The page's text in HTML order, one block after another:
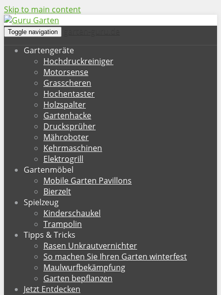
Skip to main content
Toggle navigation
Gartengeräte
Hochdruckreiniger
Motorsense
Grasscheren
Hochentaster
Holzspalter
Gartenhacke
Drucksprüher
Mähroboter
Kehrmaschinen
Elektrogrill
Gartenmöbel
Mobile Garten Pavillons
Bierzelt
Spielzeug
Kinderschaukel
Trampolin
Tipps & Tricks
Rasen Unkrautvernichter
So machen Sie Ihren Garten winterfest
Maulwurfbekämpfung
Garten bepflanzen
Jetzt Entdecken